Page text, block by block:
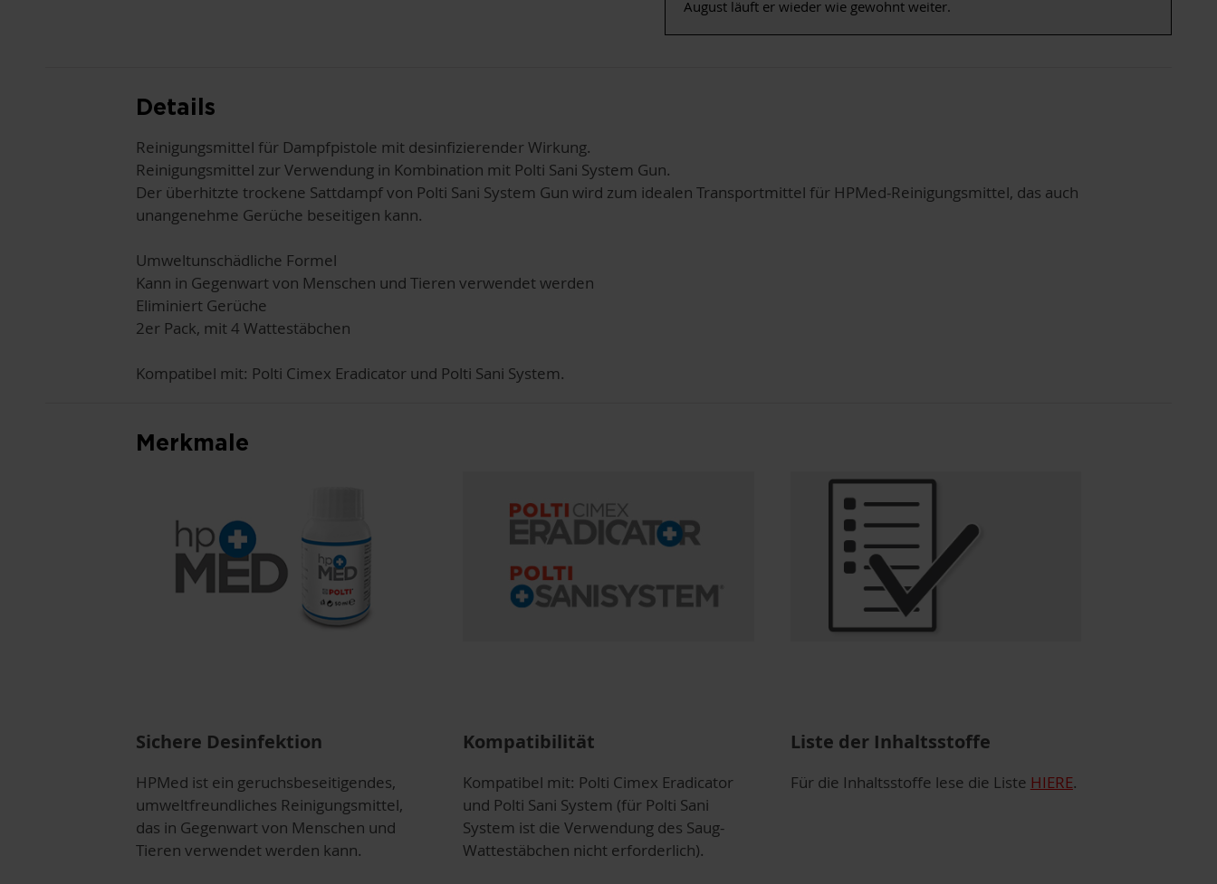
August läuft er wieder wie gewohnt weiter.
Details
Reinigungsmittel für Dampfpistole mit desinfizierender Wirkung.
Reinigungsmittel zur Verwendung in Kombination mit Polti Sani System Gun.
Der überhitzte trockene Sattdampf von Polti Sani System Gun wird zum idealen Transportmittel für HPMed-Reinigungsmittel, das auch
unangenehme Gerüche beseitigen kann.
Umweltunschädliche Formel
Kann in Gegenwart von Menschen und Tieren verwendet werden
Eliminiert Gerüche
2er Pack, mit 4 Wattestäbchen
Kompatibel mit: Polti Cimex Eradicator und Polti Sani System.
Merkmale
Sichere Desinfektion
HPMed ist ein geruchsbeseitigendes,
umweltfreundliches Reinigungsmittel,
das in Gegenwart von Menschen und
Tieren verwendet werden kann.
Kompatibilität
Kompatibel mit: Polti Cimex Eradicator
und Polti Sani System (für Polti Sani
System ist die Verwendung des Saug-
Wattestäbchen nicht erforderlich).
Liste der Inhaltsstoffe
Für die Inhaltsstoffe lese die Liste HIERE.